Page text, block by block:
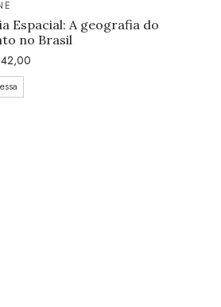
Espacial: A geografia do
no Brasil
42,00